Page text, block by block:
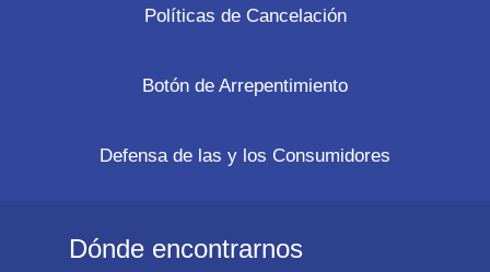
Políticas de Cancelación
Botón de Arrepentimiento
Defensa de las y los Consumidores
Dónde encontrarnos